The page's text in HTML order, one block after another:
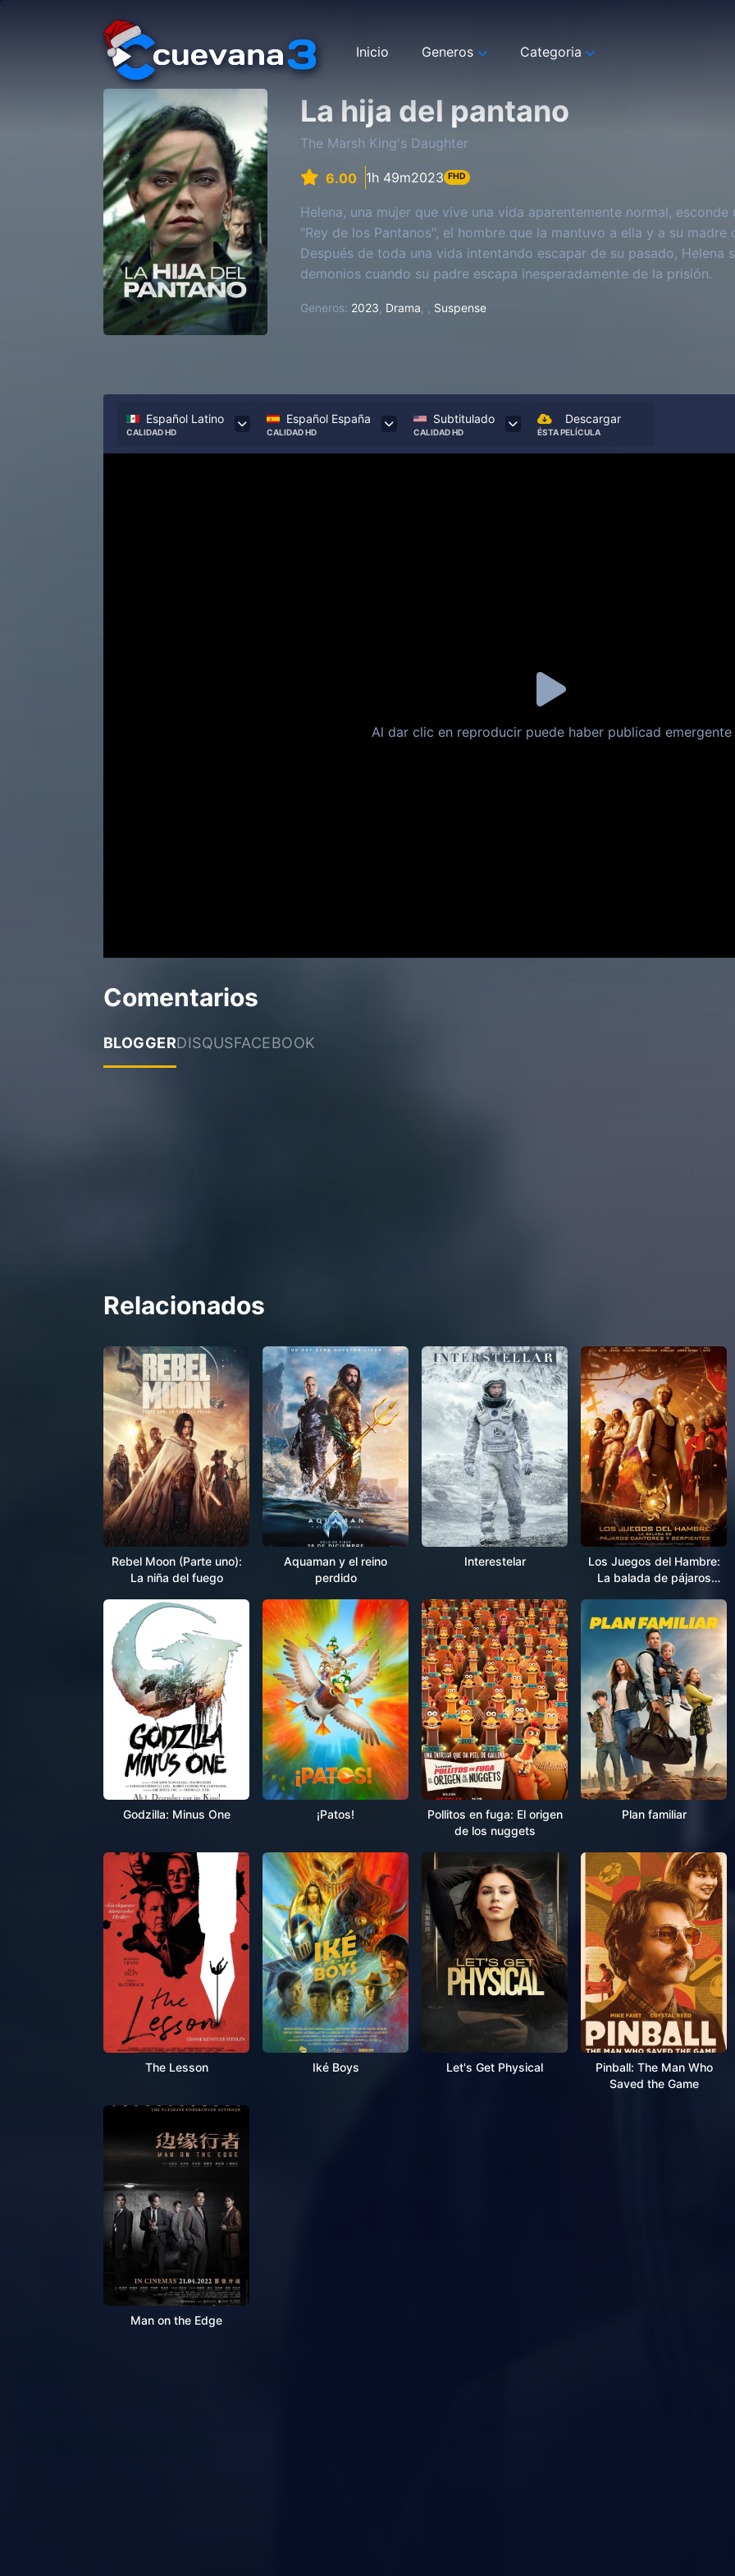
Inicio Generos Categoria
La hija del pantano
The Marsh King's Daughter
6.00 1h 49m2023 FHD
Helena, una mujer que vive una vida aparentemente normal,
"Rey de los Pantanos", el hombre que la mantuvo a ella y a su
Después de toda una vida intentando escapar de su pasado, Helena
demonios cuando su padre escapa inesperadamente de la prisión.
Generos: 2023 Drama Suspense
Español Latino
CALIDAD HD
Español España
CALIDAD HD
Subtitulado
CALIDAD HD
Descargar
ÉSTA PELÍCULA
Al dar clic en reproducir puede haber publicad emergente
Comentarios
BLOGGERDISQUSFACEBOOK
Relacionados
Rebel Moon (Parte uno):
La niña del fuego
Aquaman y el reino
perdido
Interestelar
Los Juegos del Hambre:
La balada de pájaros
Godzilla: Minus One ¡Patos!
Pollitos en fuga: El origen
de los nuggets
Plan familiar
The Lesson Iké Boys Let's Get Physical
Pinball: The Man Who
Saved the Game
Man on the Edge